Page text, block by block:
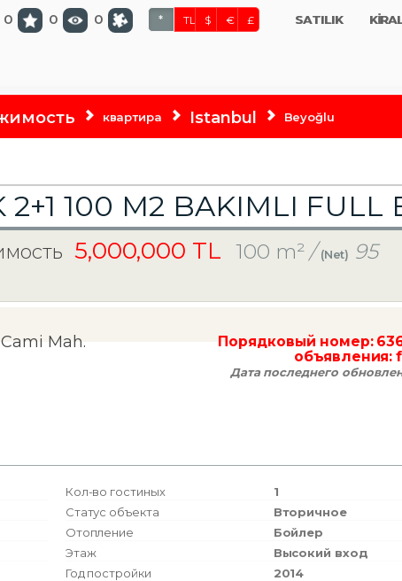
0 0 0 * TL $ € £ SATILIK
квартира Istanbul Beyoğlu
100 M2 BAKIMLI FULL
5,000,000 TL 100 m²/(Net) 95
Mah. Порядковый номер:
объявления:
Дата последнего
Кол-во гостиных
1
Статус объекта
Вторичное
Отопление
Бойлер
Этаж
Высокий вход
Год постройки
2014